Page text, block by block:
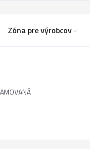
Zóna pre výrobcov